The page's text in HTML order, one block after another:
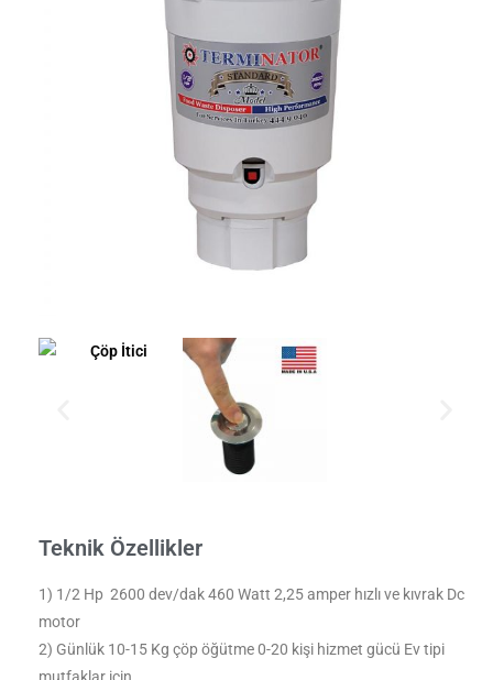
Teknik Özellikler
1) 1/2 Hp 2600 dev/dak 460 Watt 2,25 amper hızlı ve kıvrak Dc
motor
2) Günlük 10-15 Kg çöp öğütme 0-20 kişi hizmet gücü Ev tipi
mutfaklar için